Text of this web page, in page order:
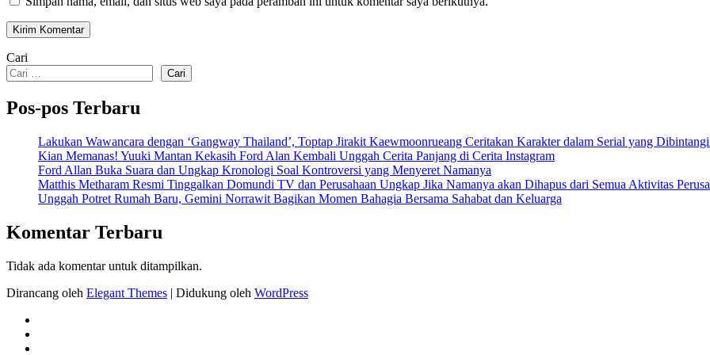
Cari
Cari
Pos-pos Terbaru
Lakukan Wawancara dengan ‘Gangway Thailand’, Toptap Jirakit Kaewmoonrueang Ceritakan Karakter dalam Serial yang
Kian Memanas! Yuuki Mantan Kekasih Ford Alan Kembali Unggah Cerita Panjang di Cerita Instagram
Ford Allan Buka Suara dan Ungkap Kronologi Soal Kontroversi yang Menyeret Namanya
Matthis Metharam Resmi Tinggalkan Domundi TV dan Perusahaan Ungkap Jika Namanya akan Dihapus dari Semua Aktivitas
Unggah Potret Rumah Baru, Gemini Norrawit Bagikan Momen Bahagia Bersama Sahabat dan Keluarga
Komentar Terbaru
Tidak ada komentar untuk ditampilkan.
Dirancang oleh Elegant Themes | Didukung oleh WordPress